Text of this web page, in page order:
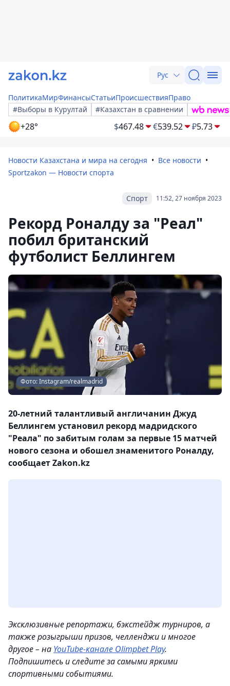
Рус
ПолитикаМирФинансыСтатьиПроисшествияПраво
#Выборы в Курултай
#Казахстан в сравнении
+28° $467.48 €539.52 ₽5.73
Новости Казахстана и мира на сегодня
Все новости
Sportzakon — Новости спорта
11:52, 27 ноября 2023
Спорт
Рекорд Роналду за "Реал"
побил британский
футболист Беллингем
Фото: Instagram/realmadrid
20-летний талантливый англичанин Джуд
Беллингем установил рекорд мадридского
"Реала" по забитым голам за первые 15 матчей
нового сезона и обошел знаменитого Роналду,
сообщает Zakon.kz
Эксклюзивные репортажи, бэкстейдж турниров, а
также розыгрыши призов, челленджи и многое
другое – на YouTube-канале Olimpbet Play.
Подпишитесь и следите за самыми яркими
спортивными событиями.